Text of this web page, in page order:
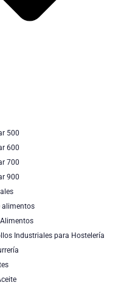
500
600
700
900
alimentos
Industriales para Hostelería